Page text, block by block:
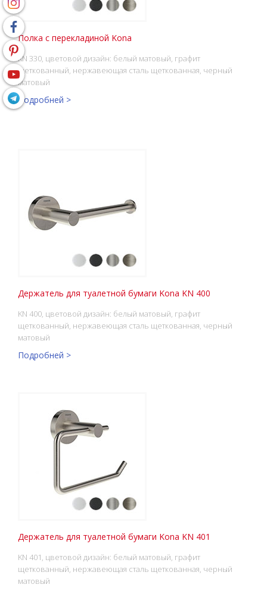
Полка с перекладиной Kona
KN 330, цветовой дизайн: белый матовый, графит
щеткованный, нержавеющая сталь щеткованная, черный
матовый
Подробней >
Держатель для туалетной бумаги Kona KN 400
KN 400, цветовой дизайн: белый матовый, графит
щеткованный, нержавеющая сталь щеткованная, черный
матовый
Подробней >
Держатель для туалетной бумаги Kona KN 401
KN 401, цветовой дизайн: белый матовый, графит
щеткованный, нержавеющая сталь щеткованная, черный
матовый